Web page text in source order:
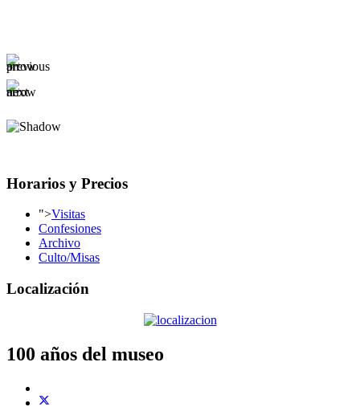
Horarios y Precios
">Visitas
Confesiones
Archivo
Culto/Misas
Localización
100 años del museo